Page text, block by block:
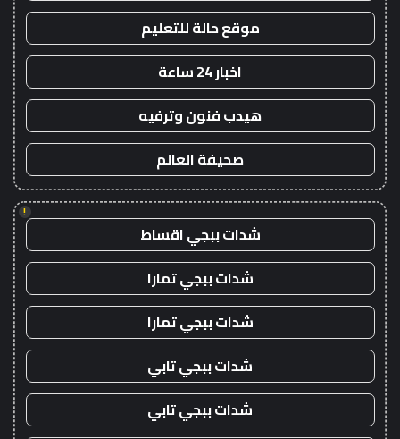
موقع حالة للتعليم
اخبار 24 ساعة
هيدب فنون وترفيه
صحيفة العالم
!
شدات ببجي اقساط
شدات ببجي تمارا
شدات ببجي تمارا
شدات ببجي تابي
شدات ببجي تابي